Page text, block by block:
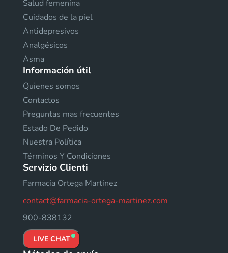
Salud femenina
Cuidados de la piel
Antidepresivos
Analgésicos
Asma
Información útil
Quienes somos
Contactos
Preguntas mas frecuentes
Estado De Pedido
Nuestra Política
Términos Y Condiciones
Servizio Clienti
Farmacia Ortega Martinez
contact@farmacia-ortega-martinez.com
900-838132
LIVE CHAT